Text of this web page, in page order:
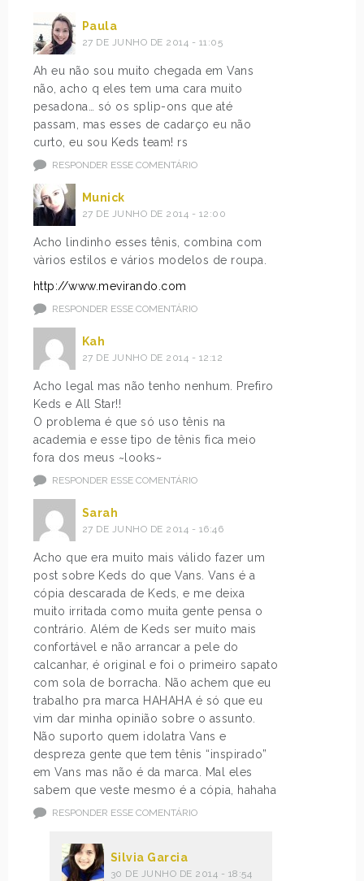
Paula
27 DE JUNHO DE 2014 - 11:05
Ah eu não sou muito chegada em Vans
não, acho q eles tem uma cara muito
pesadona… só os splip-ons que até
passam, mas esses de cadarço eu não
curto, eu sou Keds team! rs
RESPONDER ESSE COMENTÁRIO
Munick
27 DE JUNHO DE 2014 - 12:00
Acho lindinho esses tênis, combina com
vàrios estilos e vários modelos de roupa.
http://www.mevirando.com
RESPONDER ESSE COMENTÁRIO
Kah
27 DE JUNHO DE 2014 - 12:12
Acho legal mas não tenho nenhum. Prefiro
Keds e All Star!!
O problema é que só uso tênis na
academia e esse tipo de tênis fica meio
fora dos meus ~looks~
RESPONDER ESSE COMENTÁRIO
Sarah
27 DE JUNHO DE 2014 - 16:46
Acho que era muito mais válido fazer um
post sobre Keds do que Vans. Vans é a
cópia descarada de Keds, e me deixa
muito irritada como muita gente pensa o
contrário. Além de Keds ser muito mais
confortável e não arrancar a pele do
calcanhar, é original e foi o primeiro sapato
com sola de borracha. Não achem que eu
trabalho pra marca HAHAHA é só que eu
vim dar minha opinião sobre o assunto.
Não suporto quem idolatra Vans e
despreza gente que tem tênis “inspirado”
em Vans mas não é da marca. Mal eles
sabem que veste mesmo é a cópia, hahaha
RESPONDER ESSE COMENTÁRIO
Silvia Garcia
30 DE JUNHO DE 2014 - 18:54